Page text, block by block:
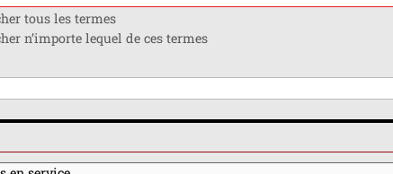
tous les termes
n’importe lequel de ces termes